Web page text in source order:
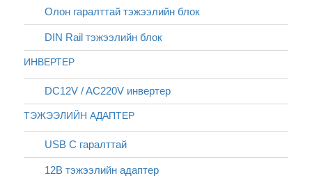
Олон гаралттай тэжээлийн блок
DIN Rail тэжээлийн блок
ИНВЕРТЕР
DC12V / AC220V инвертер
ТЭЖЭЭЛИЙН АДАПТЕР
USB C гаралттай
12В тэжээлийн адаптер